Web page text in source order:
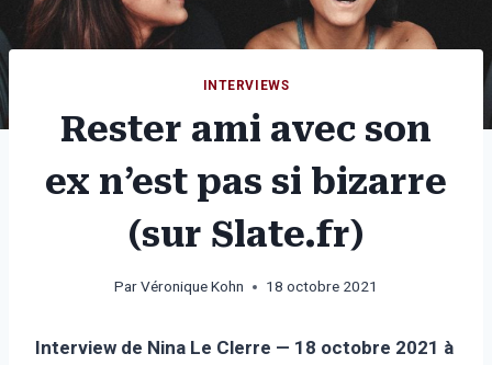
INTERVIEWS
Rester ami avec son
ex n’est pas si bizarre
(sur Slate.fr)
ParVéronique Kohn 18 octobre 2021
Interview de Nina Le Clerre — 18 octobre 2021 à